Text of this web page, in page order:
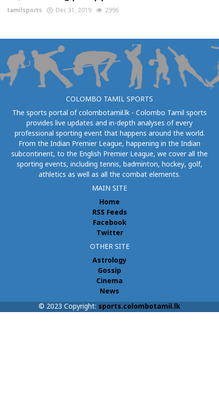
tamilsports Dec 31, 2019 2996
COLOMBO TAMIL SPORTS
The sports portal of colombotamil.lk - Colombo Tamil sports
provides live updates and in-depth analyses of every
professional sporting event that happens around the world.
From the Indian Premier League, happening in the Indian
subcontinent, to the English Premier League, we cover all the
sporting events, including tennis, badminton, hockey, golf,
athletics as well as all the combat elements.
MAIN SITE
Home
RSS Feeds
Facebook
Twitter
OTHER SITE
Astrology
Gossip
Cinema
News
© 2023 Copyright: sports.colombotamil.lk